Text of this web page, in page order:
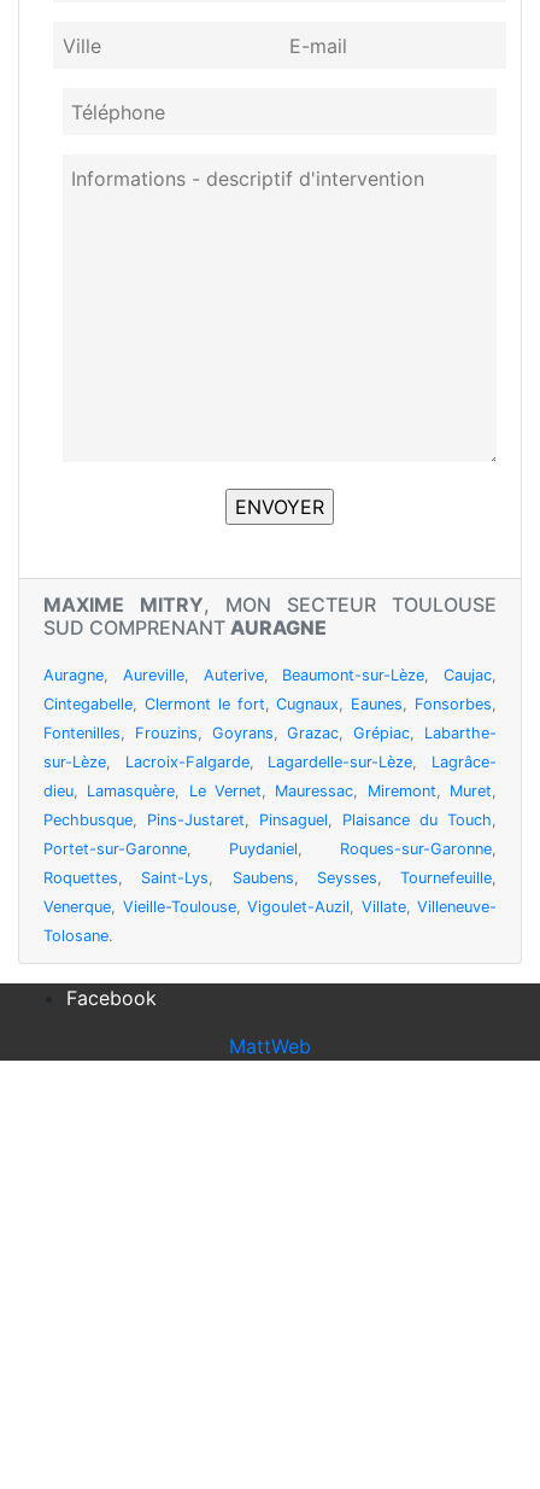
MAXIME MITRY, MON SECTEUR TOULOUSE
SUD COMPRENANT AURAGNE
Auragne, Aureville, Auterive, Beaumont-sur-Lèze, Caujac,
Cintegabelle, Clermont le fort,Cugnaux, Eaunes, Fonsorbes,
Fontenilles, Frouzins, Goyrans,Grazac,Grépiac, Labarthe-
sur-Lèze, Lacroix-Falgarde, Lagardelle-sur-Lèze, Lagrâce-
dieu, Lamasquère, Le Vernet, Mauressac, Miremont, Muret,
Pechbusque, Pins-Justaret, Pinsaguel, Plaisance du Touch,
Portet-sur-Garonne, Puydaniel, Roques-sur-Garonne,
Roquettes, Saint-Lys, Saubens, Seysses, Tournefeuille,
Venerque, Vieille-Toulouse, Vigoulet-Auzil, Villate, Villeneuve-
Tolosane.
Facebook
MattWeb